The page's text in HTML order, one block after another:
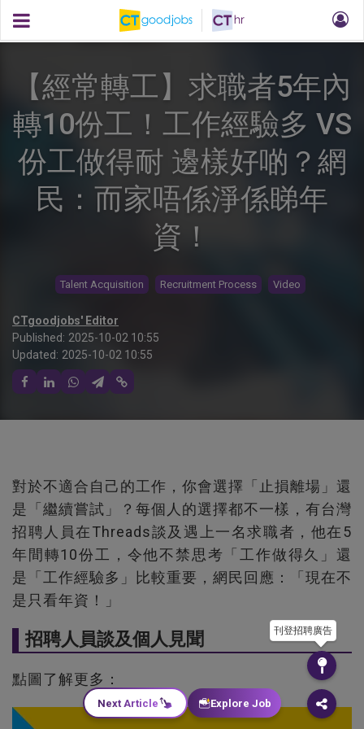
【經常轉工】求職者5年內
轉10份工！工作經驗多 VS
份工做得耐 邊樣好啲？網
民：而家唔係淨係睇年
資！
Talent Acquisition Recruitment Process Video
CTgoodjobs' Editor
Published: 2025-10-02 10:55
Updated: 2025-10-02 10:55
對於不適合自己的工作，你會選擇「止損離場」還
是「繼續嘗試」？每個人的選擇都不一樣，有台灣
招聘人員在Threads談及遇上一名求職者，他在5
年間轉10份工，令他不禁思考「工作做得久」還
是「工作經驗多」比較重要，網民回應：「現在不
是只看年資！」
招聘人員談及個人見聞
點圖了解更多：
刊登招聘廣告
Next Article Explore Job